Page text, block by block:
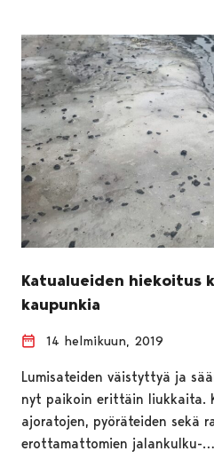
Katualueiden hiekoitus
kaupunkia
14 helmikuun, 2019
Lumisateiden väistyttyä ja
nyt paikoin erittäin liukkaita.
ajoratojen, pyöräteiden sekä
erottamattomien jalankulku-…